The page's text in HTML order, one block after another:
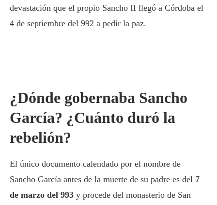
devastación que el propio Sancho II llegó a Córdoba el
4 de septiembre del 992 a pedir la paz.
¿Dónde gobernaba Sancho
García? ¿Cuánto duró la
rebelión?
El único documento calendado por el nombre de
Sancho García antes de la muerte de su padre es del 7
de marzo del 993 y procede del monasterio de San